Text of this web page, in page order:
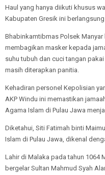
Haul yang hanya diikuti khusus
Kabupaten Gresik ini
Bhabinkamtibmas Polsek
membagikan masker kepada
suhu tubuh dan cuci tangan
masih diterapkan panitia.
Kehadiran personel Kepolisian
AKP Windu ini memastikan
Agama Islam di Pulau Jawa
Diketahui, Siti Fatimah binti
Islam di Pulau Jawa, dikenal
Lahir di Malaka pada tahun 1064
bergelar Sultan Mahmud Syah